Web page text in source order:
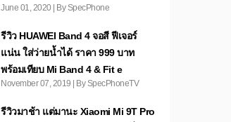
June 01, 2020 | By SpecPhone
รีวิว HUAWEI Band 4 จอสี ฟีเจอร์
แน่น ใส่ว่ายน้ำได้ ราคา 999 บาท
พร้อมเทียบ Mi Band 4 & Fit e
November 07, 2019 | By SpecPhoneTV
รีวิวมาช้า แต่มานะ Xiaomi Mi 9T Pro